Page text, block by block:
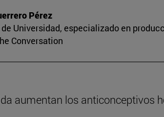
Pérez
Universidad, especializado en
Conversation
aumentan los anticonceptivos